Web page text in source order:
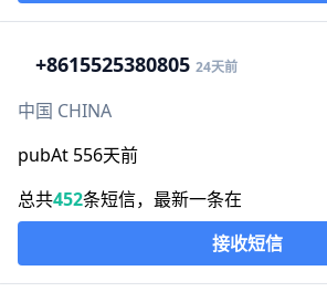
+8615525380805 24天前
中国 CHINA
pubAt 556天前
总共452条短信，最新一条在
接收短信